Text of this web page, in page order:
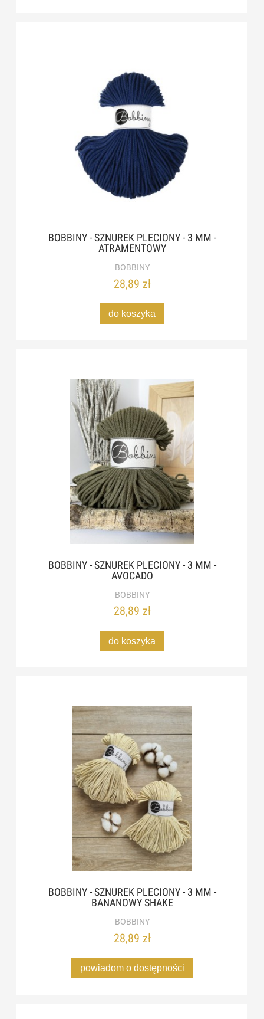
BOBBINY - SZNUREK PLECIONY - 3 MM -
ATRAMENTOWY
BOBBINY
28,89 zł
do koszyka
BOBBINY - SZNUREK PLECIONY - 3 MM -
AVOCADO
BOBBINY
28,89 zł
do koszyka
BOBBINY - SZNUREK PLECIONY - 3 MM -
BANANOWY SHAKE
BOBBINY
28,89 zł
powiadom o dostępności